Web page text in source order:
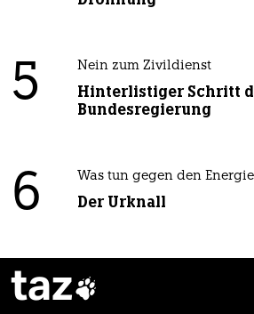
5 Nein zum Zivildienst
Hinterlistiger Schritt
Bundesregierung
6 Was tun gegen den
Der Urknall
taz